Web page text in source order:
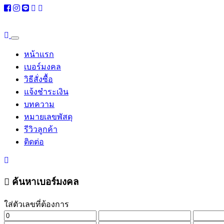
หน้าแรก
เบอร์มงคล
วิธีสั่งซื้อ
แจ้งชำระเงิน
บทความ
หมายเลขพัสดุ
รีวิวลูกค้า
ติดต่อ
ค้นหาเบอร์มงคล
ใส่ตัวเลขที่ต้องการ